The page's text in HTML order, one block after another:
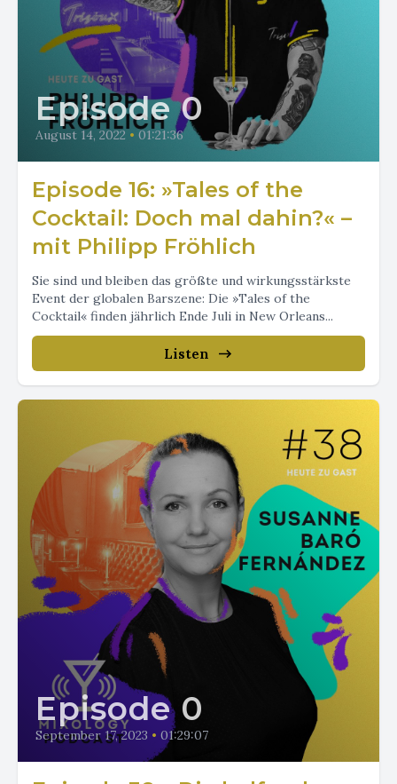
Episode 0
August 14, 2022 • 01:21:36
Episode 16: »Tales of the
Cocktail: Doch mal dahin?« –
mit Philipp Fröhlich
Sie sind und bleiben das größte und wirkungsstärkste
Event der globalen Barszene: Die »Tales of the
Cocktail« finden jährlich Ende Juli in New Orleans...
Listen
Episode 0
September 17, 2023 • 01:29:07